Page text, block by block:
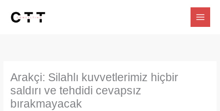
Arakçi: Silahlı kuvvetlerimiz hiçbir
saldırı ve tehdidi cevapsız
bırakmayacak